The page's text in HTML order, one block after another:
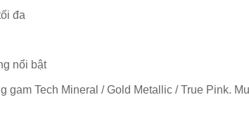
đa
nổi bật
gam Tech Mineral / Gold Metallic / True Pink.